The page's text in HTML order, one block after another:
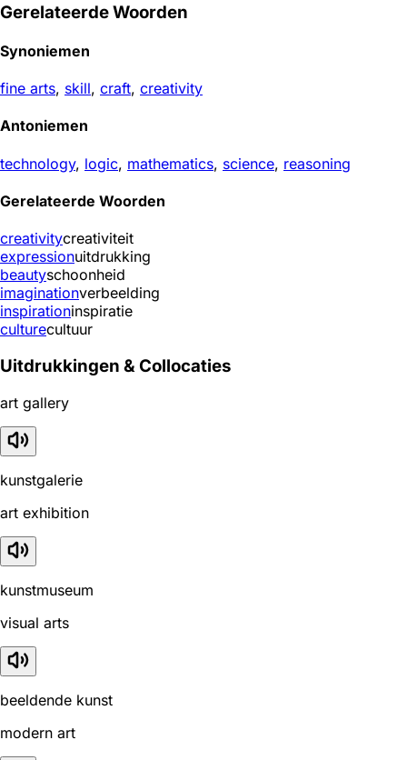
Gerelateerde Woorden
Synoniemen
fine arts, skill, craft, creativity
Antoniemen
technology, logic, mathematics, science, reasoning
Gerelateerde Woorden
creativitycreativiteit
expressionuitdrukking
beautyschoonheid
imaginationverbeelding
inspirationinspiratie
culturecultuur
Uitdrukkingen & Collocaties
art gallery
kunstgalerie
art exhibition
kunstmuseum
visual arts
beeldende kunst
modern art